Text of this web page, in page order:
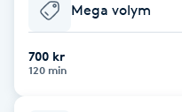
Barnklippning
BIAB
Mega volym
700 kr
120 min